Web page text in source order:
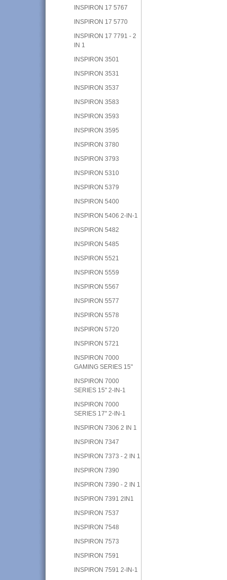
INSPIRON 17 5767
INSPIRON 17 5770
INSPIRON 17 7791 - 2
IN 1
INSPIRON 3501
INSPIRON 3531
INSPIRON 3537
INSPIRON 3583
INSPIRON 3593
INSPIRON 3595
INSPIRON 3780
INSPIRON 3793
INSPIRON 5310
INSPIRON 5379
INSPIRON 5400
INSPIRON 5406 2-IN-1
INSPIRON 5482
INSPIRON 5485
INSPIRON 5521
INSPIRON 5559
INSPIRON 5567
INSPIRON 5577
INSPIRON 5578
INSPIRON 5720
INSPIRON 5721
INSPIRON 7000
GAMING SERIES 15"
INSPIRON 7000
SERIES 15" 2-IN-1
INSPIRON 7000
SERIES 17" 2-IN-1
INSPIRON 7306 2 IN 1
INSPIRON 7347
INSPIRON 7373 - 2 IN 1
INSPIRON 7390
INSPIRON 7390 - 2 IN 1
INSPIRON 7391 2IN1
INSPIRON 7537
INSPIRON 7548
INSPIRON 7573
INSPIRON 7591
INSPIRON 7591 2-IN-1